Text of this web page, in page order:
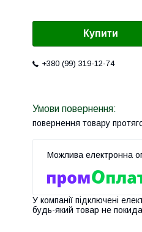
Купити
+380 (99) 319-12-74
повернення товару
У компанії підключені
будь-який товар не